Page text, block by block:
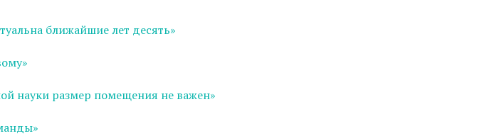
ближайшие лет десять»
науки размер помещения не важен»